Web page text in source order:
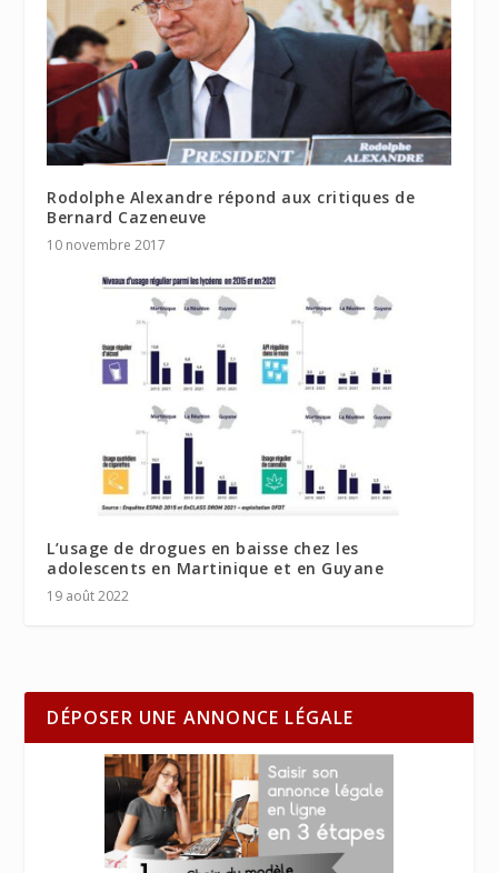
Rodolphe Alexandre répond aux critiques de
Bernard Cazeneuve
10 novembre 2017
L’usage de drogues en baisse chez les
adolescents en Martinique et en Guyane
19 août 2022
DÉPOSER UNE ANNONCE LÉGALE